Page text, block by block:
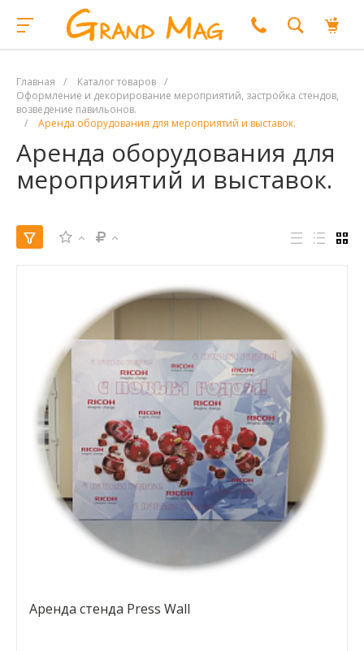
Главная / Каталог товаров /
Оформление и декорирование мероприятий, застройка стендов,
возведение павильонов.
/
Аренда оборудования для мероприятий и выставок.
Аренда оборудования для
мероприятий и выставок.
Аренда стенда Press Wall